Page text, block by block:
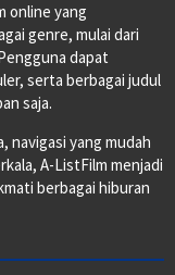
online yang
genre, mulai dari
dapat
serta berbagai judul
saja.
navigasi yang mudah
A-ListFilm menjadi
berbagai hiburan